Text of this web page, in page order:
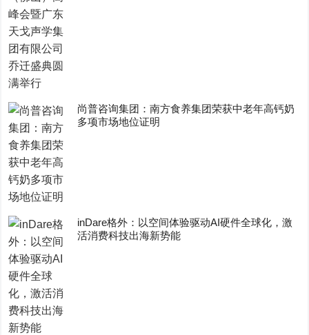
尚普咨询集团：南方食养集团荣获中老年高钙奶
多项市场地位证明
inDare格外：以空间体验驱动AI硬件全球化，激
活消费科技出海新势能